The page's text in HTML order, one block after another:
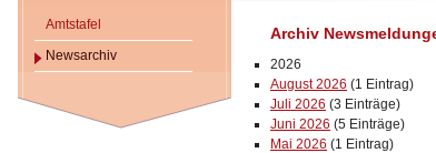
Archiv
2026
August 2026 (1 Eintrag)
Juli 2026 (3 Einträge)
Juni 2026 (5 Einträge)
Mai 2026 (1 Eintrag)
Amtstafel
Newsarchiv